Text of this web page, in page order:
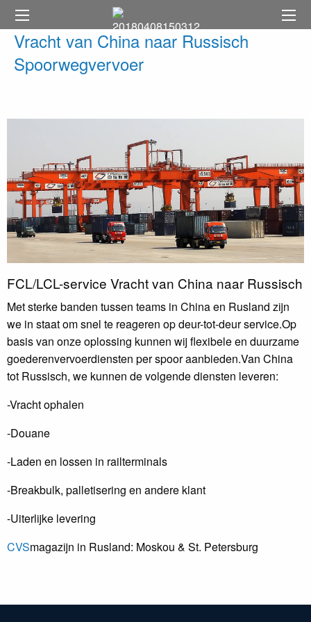
Vracht van China naar Russisch
Spoorwegvervoer
FCL/LCL-service Vracht van China naar Russisch
Met sterke banden tussen teams in China en Rusland zijn
we in staat om snel te reageren op deur-tot-deur service.Op
basis van onze oplossing kunnen wij flexibele en duurzame
goederenvervoerdiensten per spoor aanbieden.Van China
tot Russisch, we kunnen de volgende diensten leveren:
-Vracht ophalen
-Douane
-Laden en lossen in railterminals
-Breakbulk, palletisering en andere klant
-Uiterlijke levering
CVSmagazijn in Rusland: Moskou & St. Petersburg